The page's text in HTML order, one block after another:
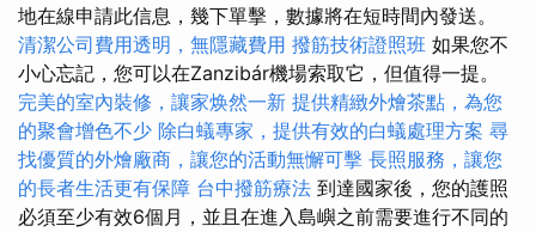
地在線申請此信息，幾下單擊，數據將在短時間內發送。
清潔公司費用透明，無隱藏費用 撥筋技術證照班 如果您不
小心忘記，您可以在Zanzibár機場索取它，但值得一提。
完美的室內裝修，讓家焕然一新 提供精緻外燴茶點，為您
的聚會增色不少 除白蟻專家，提供有效的白蟻處理方案 尋
找優質的外燴廠商，讓您的活動無懈可擊 長照服務，讓您
的長者生活更有保障 台中撥筋療法 到達國家後，您的護照
必須至少有效6個月，並且在進入島嶼之前需要進行不同的